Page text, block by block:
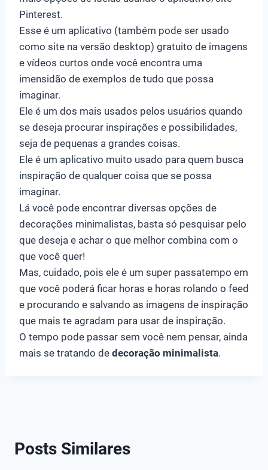
Pinterest.
Esse é um aplicativo (também pode ser usado
como site na versão desktop) gratuito de imagens
e vídeos curtos onde você encontra uma
imensidão de exemplos de tudo que possa
imaginar.
Ele é um dos mais usados pelos usuários quando
se deseja procurar inspirações e possibilidades,
seja de pequenas a grandes coisas.
Ele é um aplicativo muito usado para quem busca
inspiração de qualquer coisa que se possa
imaginar.
Lá você pode encontrar diversas opções de
decorações minimalistas, basta só pesquisar pelo
que deseja e achar o que melhor combina com o
que você quer!
Mas, cuidado, pois ele é um super passatempo em
que você poderá ficar horas e horas rolando o feed
e procurando e salvando as imagens de inspiração
que mais te agradam para usar de inspiração.
O tempo pode passar sem você nem pensar, ainda
mais se tratando de decoração minimalista.
Posts Similares